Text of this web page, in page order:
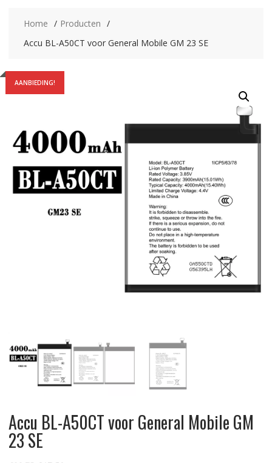
Home
Producten
Accu BL-A50CT voor General Mobile GM 23 SE
AANBIEDING!
Accu BL-A50CT voor General Mobile GM
23 SE